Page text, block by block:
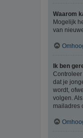
Waarom
Mogelijk
van
Ik ben
dat je
wordt,
volgen.
mailadres